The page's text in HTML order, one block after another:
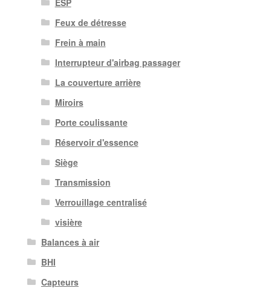
ESP
Feux de détresse
Frein à main
Interrupteur d'airbag passager
La couverture arrière
Miroirs
Porte coulissante
Réservoir d'essence
Siège
Transmission
Verrouillage centralisé
visière
Balances à air
BHI
Capteurs